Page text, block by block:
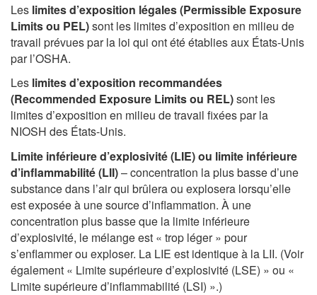
Les limites d’exposition légales (Permissible Exposure
Limits ou PEL)sont les limites d’exposition en milieu de
travail prévues par la loi qui ont été établies aux États-Unis
par l’OSHA.
Les limites d’exposition recommandées
(Recommended Exposure Limits ou REL)sont les
limites d’exposition en milieu de travail fixées par la
NIOSH des États-Unis.
Limite inférieure d’explosivité (LIE) ou limite inférieure
d’inflammabilité (LII)– concentration la plus basse d’une
substance dans l’air qui brûlera ou explosera lorsqu’elle
est exposée à une source d’inflammation. À une
concentration plus basse que la limite inférieure
d’explosivité, le mélange est « trop léger » pour
s’enflammer ou exploser. La LIE est identique à la LII. (Voir
également « Limite supérieure d’explosivité (LSE) » ou «
Limite supérieure d’inflammabilité (LSI) ».)